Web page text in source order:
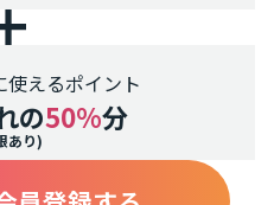
えるポイント
の50%分
あり)